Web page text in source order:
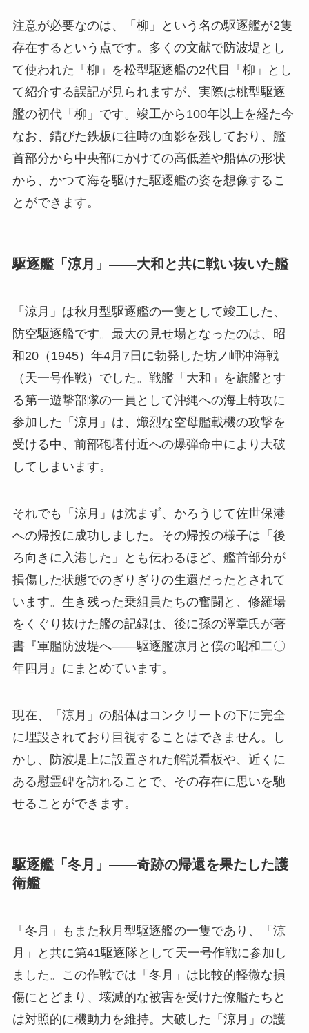
注意が必要なのは、「柳」という名の駆逐艦が2隻
存在するという点です。多くの文献で防波堤とし
て使われた「柳」を松型駆逐艦の2代目「柳」とし
て紹介する誤記が見られますが、実際は桃型駆逐
艦の初代「柳」です。竣工から100年以上を経た今
なお、錆びた鉄板に往時の面影を残しており、艦
首部分から中央部にかけての高低差や船体の形状
から、かつて海を駆けた駆逐艦の姿を想像するこ
とができます。
駆逐艦「涼月」——大和と共に戦い抜いた艦
「涼月」は秋月型駆逐艦の一隻として竣工した、
防空駆逐艦です。最大の見せ場となったのは、昭
和20（1945）年4月7日に勃発した坊ノ岬沖海戦
（天一号作戦）でした。戦艦「大和」を旗艦とす
る第一遊撃部隊の一員として沖縄への海上特攻に
参加した「涼月」は、熾烈な空母艦載機の攻撃を
受ける中、前部砲塔付近への爆弾命中により大破
してしまいます。
それでも「涼月」は沈まず、かろうじて佐世保港
への帰投に成功しました。その帰投の様子は「後
ろ向きに入港した」とも伝わるほど、艦首部分が
損傷した状態でのぎりぎりの生還だったとされて
います。生き残った乗組員たちの奮闘と、修羅場
をくぐり抜けた艦の記録は、後に孫の澤章氏が著
書『軍艦防波堤へ——駆逐艦凉月と僕の昭和二〇
年四月』にまとめています。
現在、「涼月」の船体はコンクリートの下に完全
に埋設されており目視することはできません。し
かし、防波堤上に設置された解説看板や、近くに
ある慰霊碑を訪れることで、その存在に思いを馳
せることができます。
駆逐艦「冬月」——奇跡の帰還を果たした護
衛艦
「冬月」もまた秋月型駆逐艦の一隻であり、「涼
月」と共に第41駆逐隊として天一号作戦に参加し
ました。この作戦では「冬月」は比較的軽微な損
傷にとどまり、壊滅的な被害を受けた僚艦たちと
は対照的に機動力を維持。大破した「涼月」の護